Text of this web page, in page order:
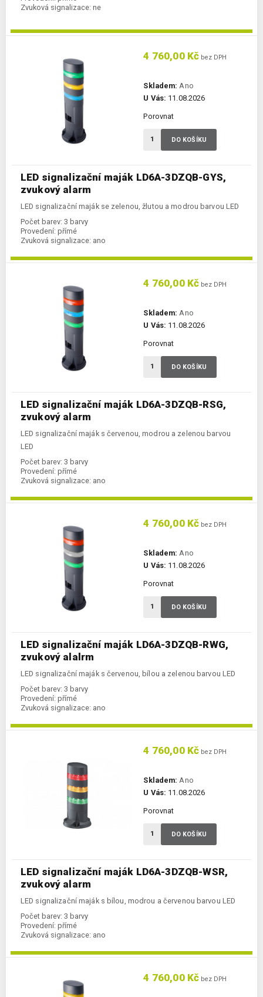
Zvuková signalizace: ne
LED signalizační maják LD6A-3DZQB-GYS,
zvukový alarm
LED signalizační maják se zelenou, žlutou a modrou barvou LED
Počet barev: 3 barvy
Provedení: přímé
Zvuková signalizace: ano
4 760,00 Kč bez DPH
Skladem: Ano
U Vás: 11.08.2026
Porovnat
DO KOŠÍKU
LED signalizační maják LD6A-3DZQB-RSG,
zvukový alarm
LED signalizační maják s červenou, modrou a zelenou barvou
LED
Počet barev: 3 barvy
Provedení: přímé
Zvuková signalizace: ano
4 760,00 Kč bez DPH
Skladem: Ano
U Vás: 11.08.2026
Porovnat
DO KOŠÍKU
LED signalizační maják LD6A-3DZQB-RWG,
zvukový alalrm
LED signalizační maják s červenou, bílou a zelenou barvou LED
Počet barev: 3 barvy
Provedení: přímé
Zvuková signalizace: ano
4 760,00 Kč bez DPH
Skladem: Ano
U Vás: 11.08.2026
Porovnat
DO KOŠÍKU
LED signalizační maják LD6A-3DZQB-WSR,
zvukový alarm
LED signalizační maják s bílou, modrou a červenou barvou LED
Počet barev: 3 barvy
Provedení: přímé
Zvuková signalizace: ano
4 760,00 Kč bez DPH
Skladem: Ano
U Vás: 11.08.2026
Porovnat
DO KOŠÍKU
4 760,00 Kč bez DPH